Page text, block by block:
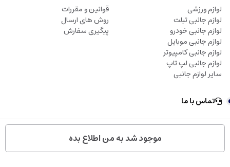
موجود شد به من اطلاع بده
لوازم ورزشی
لوازم جانبی تبلت
لوازم جانبی خودرو
لوازم جانبی موبایل
لوازم جانبی کامپیوتر
لوازم جانبی لپ تاپ
سایر لوازم جانبی
قوانین و مقررات
روش های ارسال
پیگیری سفارش
تماس با ما